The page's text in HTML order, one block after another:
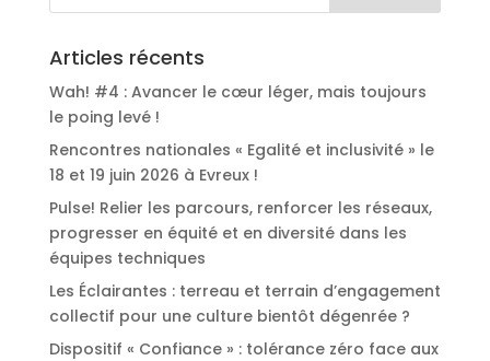
Articles récents
Wah! #4 : Avancer le cœur léger, mais toujours
le poing levé !
Rencontres nationales « Egalité et inclusivité » le
18 et 19 juin 2026 à Evreux !
Pulse! Relier les parcours, renforcer les réseaux,
progresser en équité et en diversité dans les
équipes techniques
Les Éclairantes : terreau et terrain d’engagement
collectif pour une culture bientôt dégenrée ?
Dispositif « Confiance » : tolérance zéro face aux